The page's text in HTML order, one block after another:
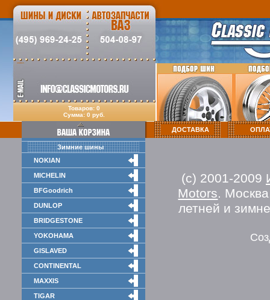
Товаров: 0
Сумма: 0 руб.
ДОСТАВКА
Зимние шины
NOKIAN
MICHELIN
BFGoodrich
DUNLOP
BRIDGESTONE
YOKOHAMA
GISLAVED
CONTINENTAL
MAXXIS
TIGAR
(c) 2001-2009
Motors.
летней и